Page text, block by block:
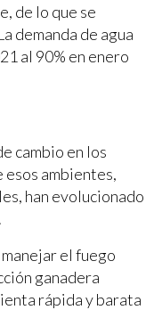
de lo que se
demanda de agua
al 90% en enero
cambio en los
esos ambientes,
han evolucionado
el fuego
ganadera
rápida y barata